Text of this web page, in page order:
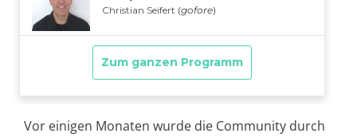
Vor einigen Monaten wurde die Community durch